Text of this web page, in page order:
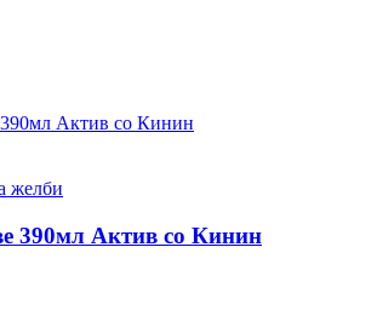
желби
390мл Актив со Кинин